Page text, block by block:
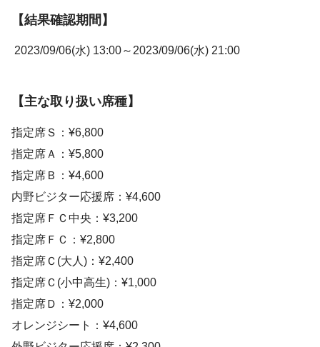
【結果確認期間】
2023/09/06(水) 13:00～2023/09/06(水) 21:00
【主な取り扱い席種】
指定席Ｓ：¥6,800
指定席Ａ：¥5,800
指定席Ｂ：¥4,600
内野ビジター応援席：¥4,600
指定席ＦＣ中央：¥3,200
指定席ＦＣ：¥2,800
指定席Ｃ(大人)：¥2,400
指定席Ｃ(小中高生)：¥1,000
指定席Ｄ：¥2,000
オレンジシート：¥4,600